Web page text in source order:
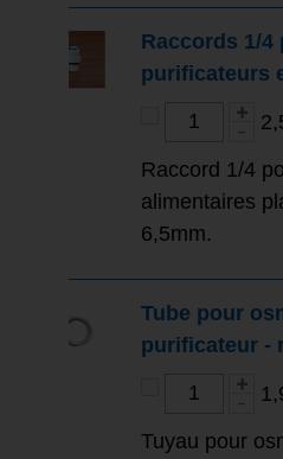
Raccords 1/4
purificateurs
Raccord 1/4
alimentaires
6,5mm.
Tube pour
purificateur -
Tuyau pour